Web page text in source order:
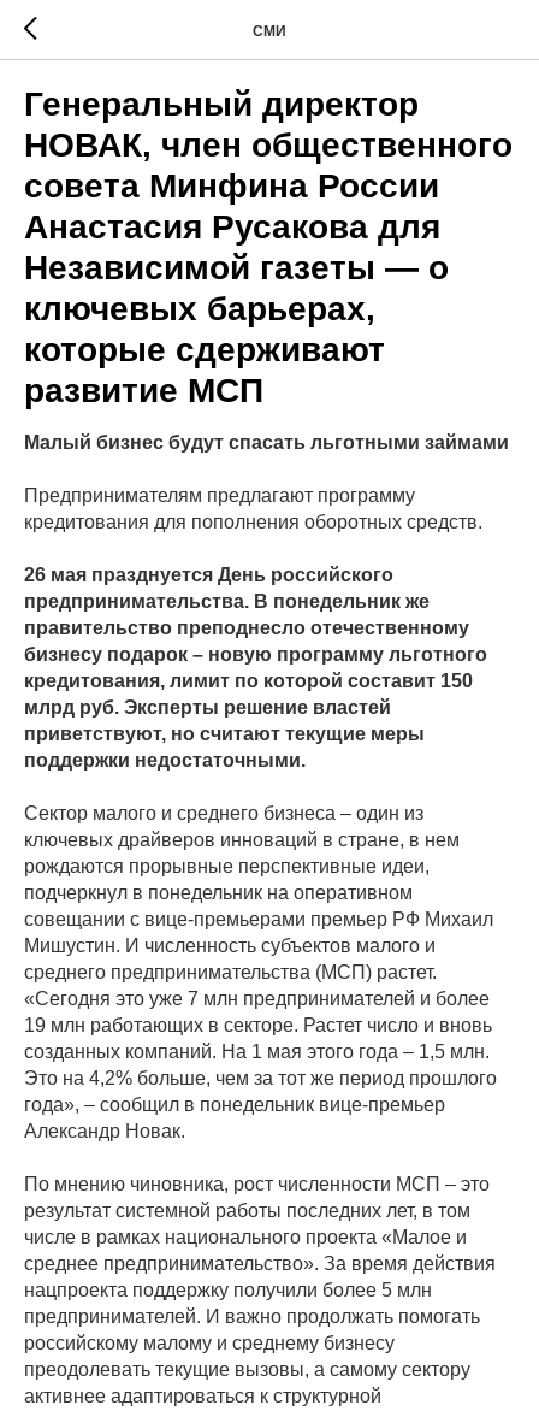
СМИ
Генеральный директор
НОВАК, член общественного
совета Минфина России
Анастасия Русакова для
Независимой газеты — о
ключевых барьерах,
которые сдерживают
развитие МСП
Малый бизнес будут спасать льготными займами
Предпринимателям предлагают программу
кредитования для пополнения оборотных средств.
26 мая празднуется День российского
предпринимательства. В понедельник же
правительство преподнесло отечественному
бизнесу подарок – новую программу льготного
кредитования, лимит по которой составит 150
млрд руб. Эксперты решение властей
приветствуют, но считают текущие меры
поддержки недостаточными.
Сектор малого и среднего бизнеса – один из
ключевых драйверов инноваций в стране, в нем
рождаются прорывные перспективные идеи,
подчеркнул в понедельник на оперативном
совещании с вице-премьерами премьер РФ Михаил
Мишустин. И численность субъектов малого и
среднего предпринимательства (МСП) растет.
«Сегодня это уже 7 млн предпринимателей и более
19 млн работающих в секторе. Растет число и вновь
созданных компаний. На 1 мая этого года – 1,5 млн.
Это на 4,2% больше, чем за тот же период прошлого
года», – сообщил в понедельник вице-премьер
Александр Новак.
По мнению чиновника, рост численности МСП – это
результат системной работы последних лет, в том
числе в рамках национального проекта «Малое и
среднее предпринимательство». За время действия
нацпроекта поддержку получили более 5 млн
предпринимателей. И важно продолжать помогать
российскому малому и среднему бизнесу
преодолевать текущие вызовы, а самому сектору
активнее адаптироваться к структурной